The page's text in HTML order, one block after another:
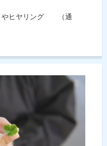
やヒヤリング （通